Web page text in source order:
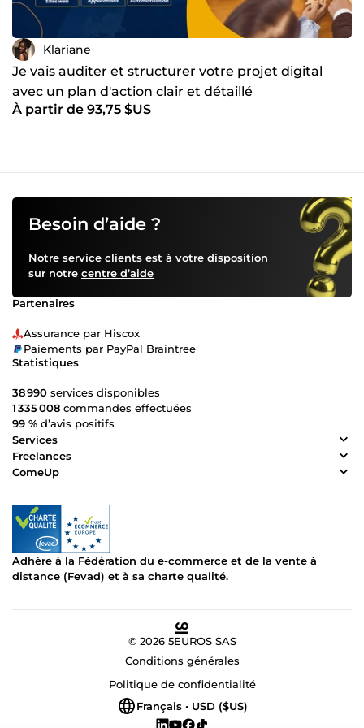
Klariane
Je vais auditer et structurer votre projet digital
avec un plan d'action clair et détaillé
À partir de 93,75 $US
Besoin d’aide ?
Notre service clients est à votre disposition
sur notre centre d’aide
Partenaires
Assurance par Hiscox
Paiements par PayPal Braintree
Statistiques
38 990 services disponibles
1 335 008 commandes effectuées
99 % d’avis positifs
Services
Freelances
ComeUp
Adhère à la Fédération du e-commerce et de la vente à
distance (Fevad) et à sa charte qualité.
© 2026 5EUROS SAS
Conditions générales
Politique de confidentialité
Français • USD ($US)